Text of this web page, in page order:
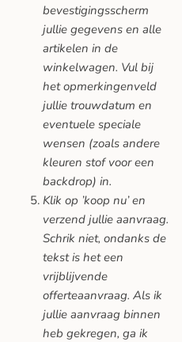
bevestigingsscherm
jullie gegevens en alle
artikelen in de
winkelwagen. Vul bij
het opmerkingenveld
jullie trouwdatum en
eventuele speciale
wensen (zoals andere
kleuren stof voor een
backdrop) in.
Klik op ’koop nu’ en
verzend jullie aanvraag.
Schrik niet, ondanks de
tekst is het een
vrijblijvende
offerteaanvraag. Als ik
jullie aanvraag binnen
heb gekregen, ga ik